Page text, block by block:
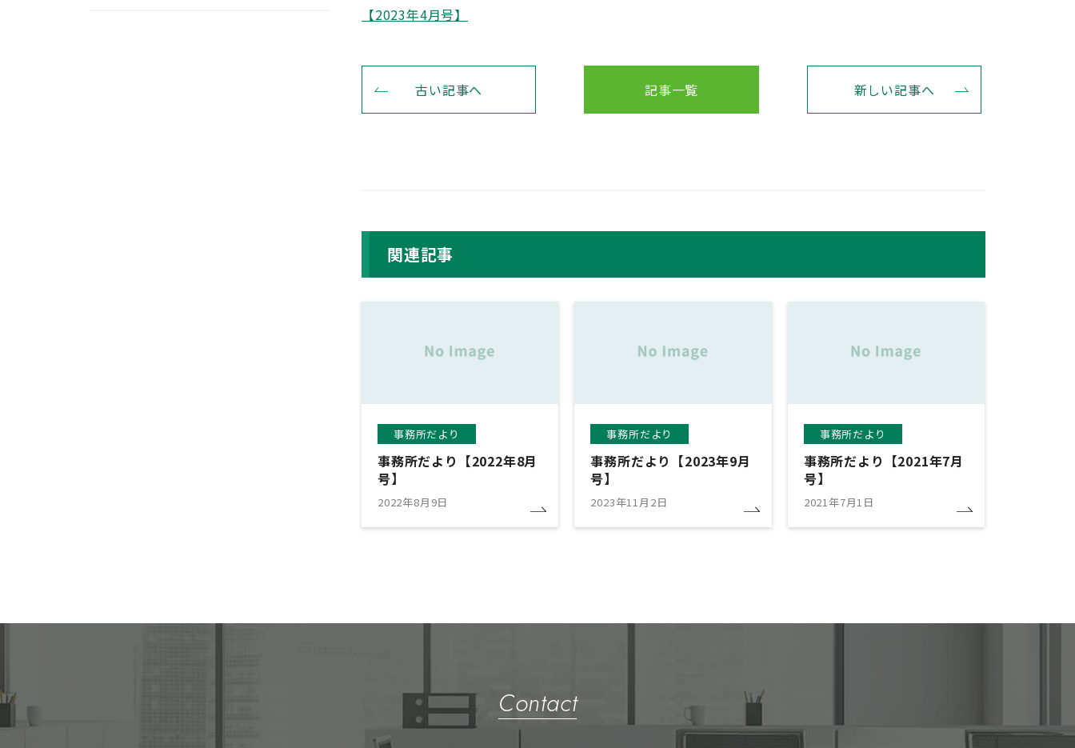
【2023年4月号】
古い記事へ 記事一覧 新しい記事へ
関連記事
事務所だより
事務所だより【2022年8月
号】
2022年8月9日
事務所だより
事務所だより【2023年9月
号】
2023年11月2日
事務所だより
事務所だより【2021年7月
号】
2021年7月1日
contact